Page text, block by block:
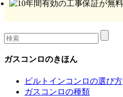
ガスコンロのきほん
ビルトインコンロの選び方
ガスコンロの種類